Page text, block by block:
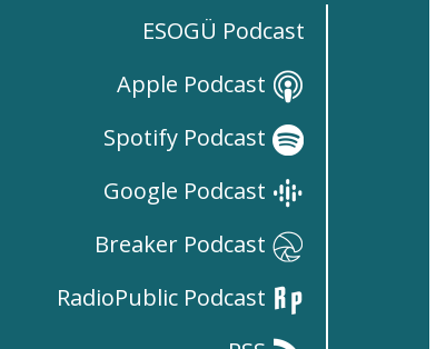
ESOGÜ Podcast
Apple Podcast
Spotify Podcast
Google Podcast
Breaker Podcast
RadioPublic Podcast